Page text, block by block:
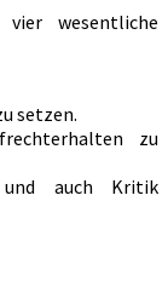
wesentliche
setzen.
zu
und auch Kritik